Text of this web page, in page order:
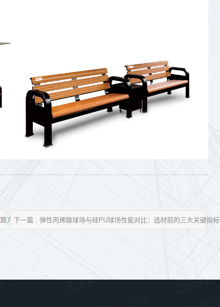
方法下一篇 : 弹性丙烯酸球场与硅PU球场性能对比：选材前的三大关键指标